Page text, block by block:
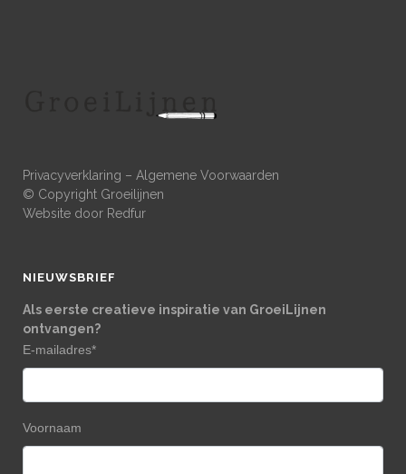
Privacyverklaring – Algemene Voorwaarden
© Copyright Groeilijnen
Website door Redfur
NIEUWSBRIEF
Als eerste creatieve inspiratie van GroeiLijnen
ontvangen?
E-mailadres*
Voornaam